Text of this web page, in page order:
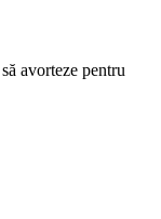
avorteze pentru